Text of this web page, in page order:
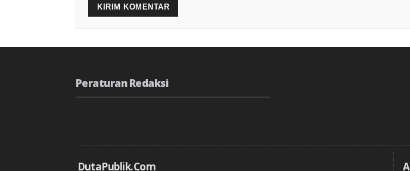
Peraturan Redaksi
DutaPublik.com